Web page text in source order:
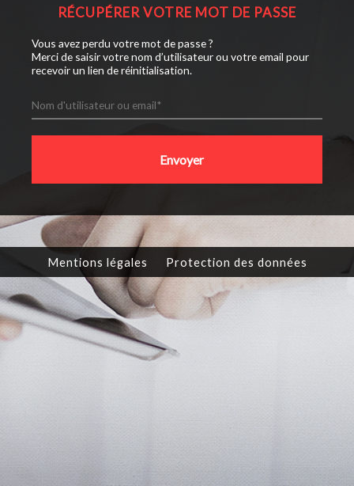
RÉCUPÉRER VOTRE MOT DE PASSE
Vous avez perdu votre mot de passe ?
Merci de saisir votre nom d’utilisateur ou votre email pour
recevoir un lien de réinitialisation.
Envoyer
Mentions légales Protection des données